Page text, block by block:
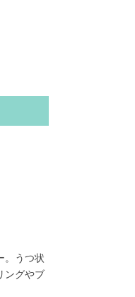
。うつ状
ングやブ